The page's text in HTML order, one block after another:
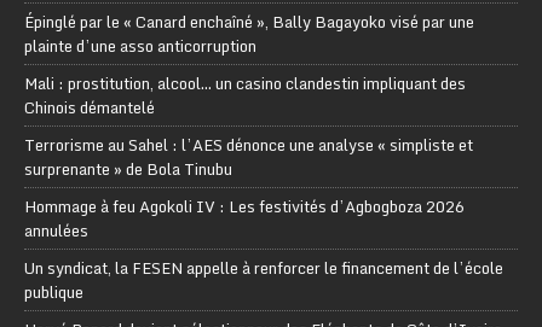
Épinglé par le « Canard enchaîné », Bally Bagayoko visé par une
plainte d’une asso anticorruption
Mali : prostitution, alcool… un casino clandestin impliquant des
Chinois démantelé
Terrorisme au Sahel : l’AES dénonce une analyse « simpliste et
surprenante » de Bola Tinubu
Hommage à feu Agokoli IV : Les festivités d’Agbogboza 2026
annulées
Un syndicat, la FESEN appelle à renforcer le financement de l’école
publique